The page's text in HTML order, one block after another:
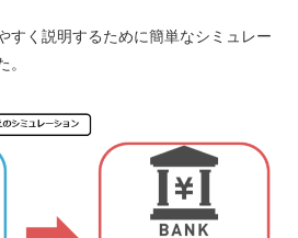
すく説明するために簡単なシミュレー
。